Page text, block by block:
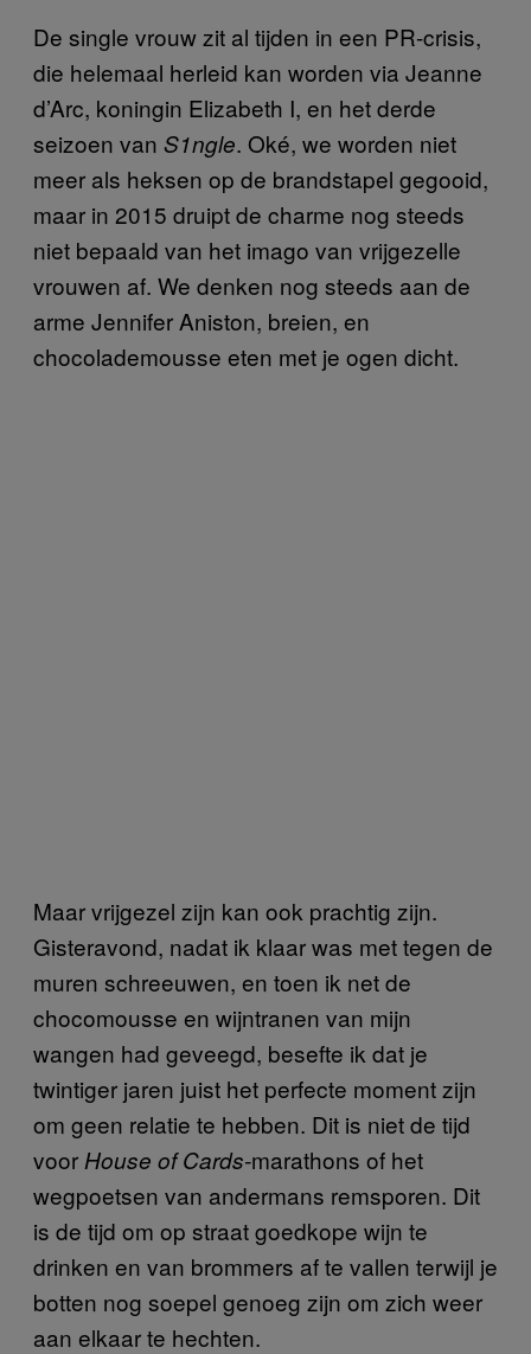
De single vrouw zit al tijden in een PR-crisis,
die helemaal herleid kan worden via Jeanne
d’Arc, koningin Elizabeth I, en het derde
seizoen van S1ngle. Oké, we worden niet
meer als heksen op de brandstapel gegooid,
maar in 2015 druipt de charme nog steeds
niet bepaald van het imago van vrijgezelle
vrouwen af. We denken nog steeds aan de
arme Jennifer Aniston, breien, en
chocolademousse eten met je ogen dicht.
Maar vrijgezel zijn kan ook prachtig zijn.
Gisteravond, nadat ik klaar was met tegen de
muren schreeuwen, en toen ik net de
chocomousse en wijntranen van mijn
wangen had geveegd, besefte ik dat je
twintiger jaren juist het perfecte moment zijn
om geen relatie te hebben. Dit is niet de tijd
voor House of Cards-marathons of het
wegpoetsen van andermans remsporen. Dit
is de tijd om op straat goedkope wijn te
drinken en van brommers af te vallen terwijl je
botten nog soepel genoeg zijn om zich weer
aan elkaar te hechten.